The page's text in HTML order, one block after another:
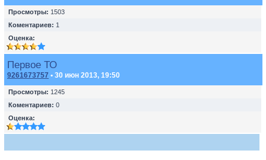
Просмотры: 1503
Коментариев: 1
Оценка:
Первое ТО
9261673757 • 30 июн 2013, 19:50
Просмотры: 1245
Коментариев: 0
Оценка: